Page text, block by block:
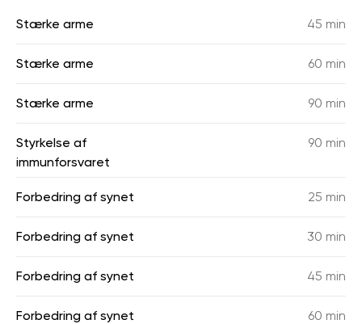
Stærke arme 45 min
Stærke arme 60 min
Stærke arme 90 min
Styrkelse af
immunforsvaret
90 min
Forbedring af synet 25 min
Forbedring af synet 30 min
Forbedring af synet 45 min
Forbedring af synet 60 min